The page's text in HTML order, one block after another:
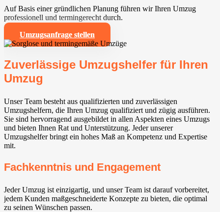
Auf Basis einer gründlichen Planung führen wir Ihren Umzug
professionell und termingerecht durch.
Umzugsanfrage stellen
Zuverlässige Umzugshelfer für Ihren
Umzug
Unser Team besteht aus qualifizierten und zuverlässigen
Umzugshelfern, die Ihren Umzug qualifiziert und zügig ausführen.
Sie sind hervorragend ausgebildet in allen Aspekten eines Umzugs
und bieten Ihnen Rat und Unterstützung. Jeder unserer
Umzugshelfer bringt ein hohes Maß an Kompetenz und Expertise
mit.
Fachkenntnis und Engagement
Jeder Umzug ist einzigartig, und unser Team ist darauf vorbereitet,
jedem Kunden maßgeschneiderte Konzepte zu bieten, die optimal
zu seinen Wünschen passen.